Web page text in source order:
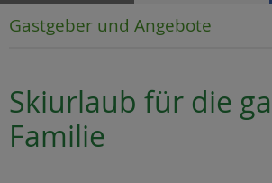
Gastgeber und Angebote
Skiurlaub für die
Familie